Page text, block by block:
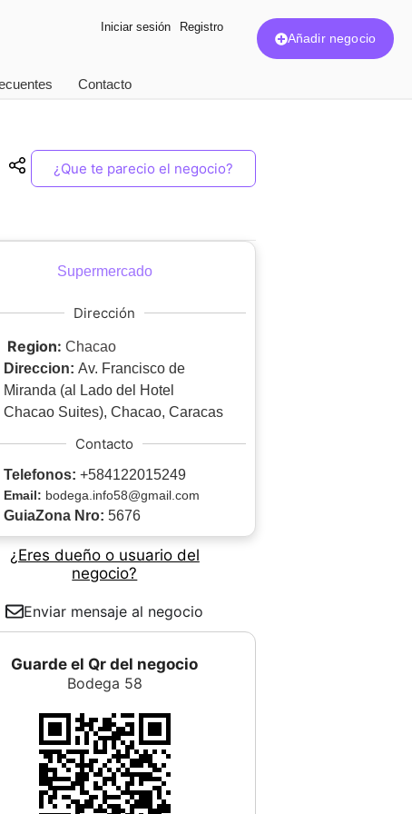
Iniciar sesión Registro
Añadir negocio
Contacto
¿Que te parecio el negocio?
Supermercado
Dirección
Region: Chacao
Direccion: Av. Francisco de
Miranda (al Lado del Hotel
Chacao Suites), Chacao, Caracas
Contacto
Telefonos: +584122015249
Email: bodega.info58@gmail.com
GuiaZona Nro: 5676
¿Eres dueño o usuario del
negocio?
Enviar mensaje al negocio
Guarde el Qr del negocio
Bodega 58